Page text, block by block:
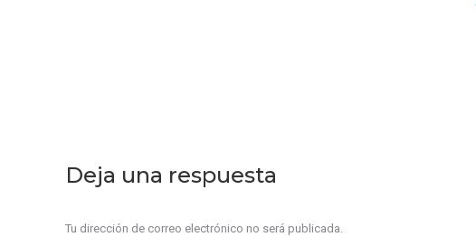
Deja una respuesta
Tu dirección de correo electrónico no será publicada.